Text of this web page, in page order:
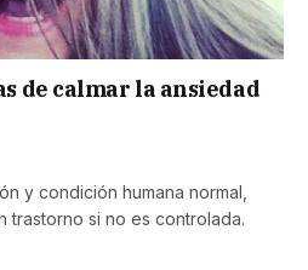
de calmar la ansiedad
y condición humana normal,
si no es controlada.